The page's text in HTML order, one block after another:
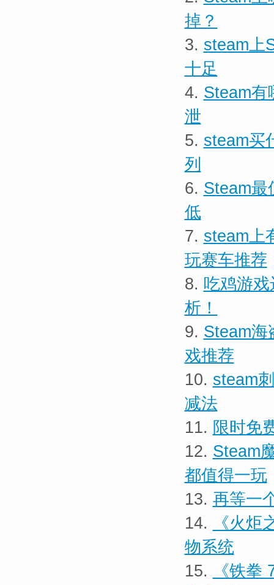
掉？
3. steam上
十足
4. Steam有
泄
5. steam买
列
6. Steam最
低
7. steam上
玩赛车推荐
8. 吃鸡游
析！
9. Steam海
戏推荐
10. steam
减法
11. 限时免
12. Steam
都值得一玩
13. 再等一
14.
《火
物系统
15.
《铁